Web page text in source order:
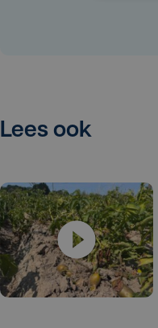
Lees ook